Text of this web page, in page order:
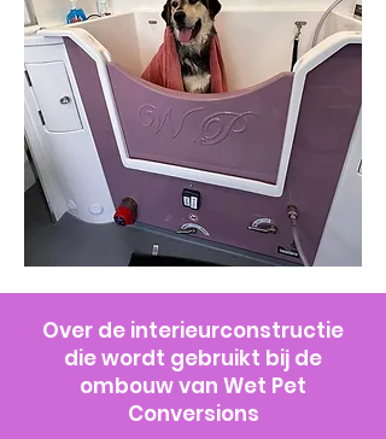
Over de interieurconstructie
die wordt gebruikt bij de
ombouw van Wet Pet
Conversions